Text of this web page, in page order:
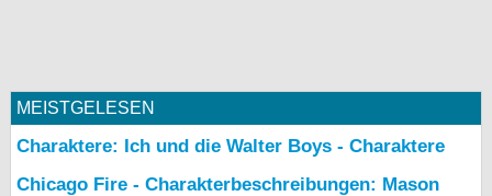
MEISTGELESEN
Charaktere: Ich und die Walter Boys - Charaktere
Chicago Fire - Charakterbeschreibungen: Mason